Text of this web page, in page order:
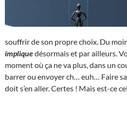
souffrir de son propre choix. Du
impliquedésormais et par ailleurs.
moment où ça ne va plus, dans un
barrer ou envoyer ch… euh… Faire
doit s’en aller. Certes ! Mais est-ce